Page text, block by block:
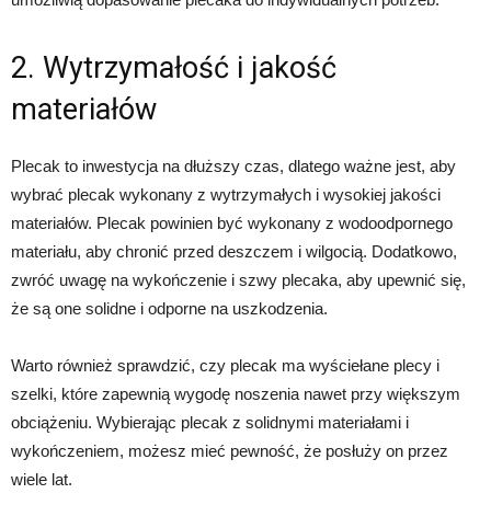
2. Wytrzymałość i jakość
materiałów
Plecak to inwestycja na dłuższy czas, dlatego ważne jest, aby
wybrać plecak wykonany z wytrzymałych i wysokiej jakości
materiałów. Plecak powinien być wykonany z wodoodpornego
materiału, aby chronić przed deszczem i wilgocią. Dodatkowo,
zwróć uwagę na wykończenie i szwy plecaka, aby upewnić się,
że są one solidne i odporne na uszkodzenia.
Warto również sprawdzić, czy plecak ma wyściełane plecy i
szelki, które zapewnią wygodę noszenia nawet przy większym
obciążeniu. Wybierając plecak z solidnymi materiałami i
wykończeniem, możesz mieć pewność, że posłuży on przez
wiele lat.